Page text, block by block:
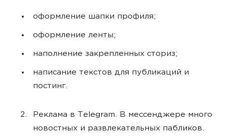
оформление шапки профиля;
оформление ленты;
наполнение закрепленных сториз;
написание текстов для публикаций и
постинг.
Реклама в Telegram. В мессенджере много
новостных и развлекательных пабликов.